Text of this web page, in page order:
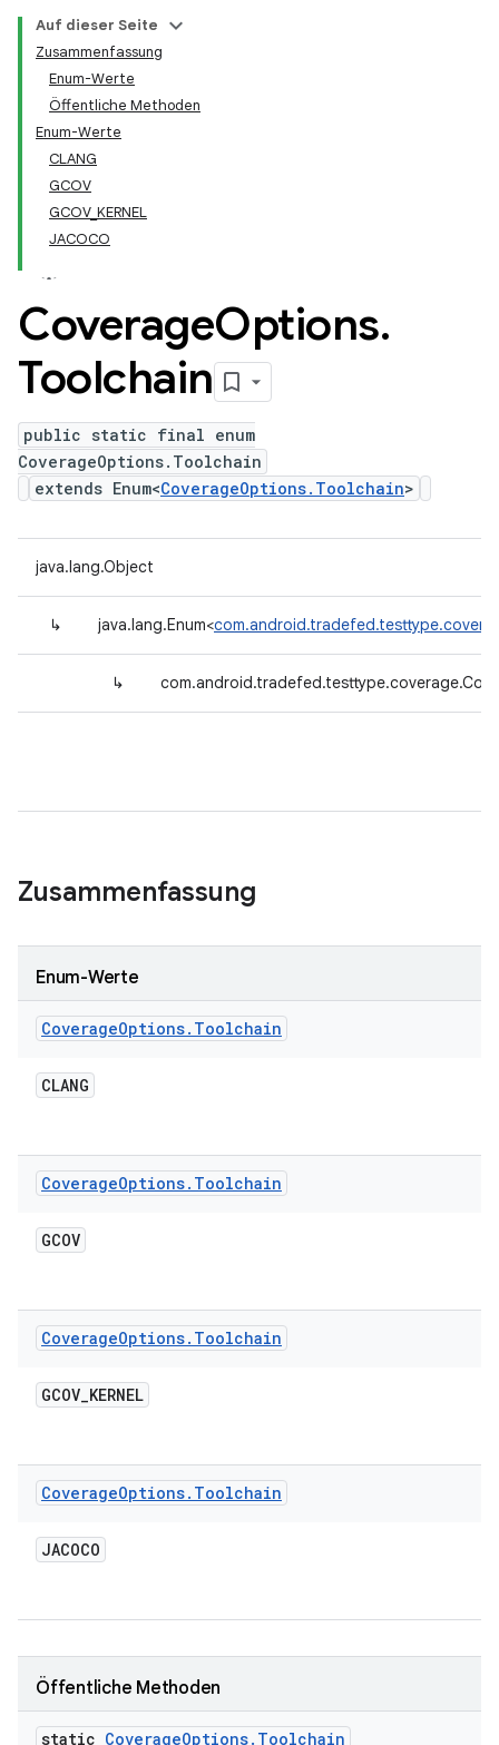
Auf dieser Seite
Zusammenfassung
Enum-Werte
Öffentliche Methoden
Enum-Werte
CLANG
GCOV
GCOV_KERNEL
JACOCO
CoverageOptions.
Toolchain
public static final enum
CoverageOptions.Toolchain
extends Enum<CoverageOptions.Toolchain>
java.lang.Object
↳ java.lang.Enum<
↳
Zusammenfassung
Enum-Werte
CoverageOptions. Toolchain
CLANG
CoverageOptions. Toolchain
GCOV
CoverageOptions. Toolchain
GCOV_KERNEL
CoverageOptions. Toolchain
JACOCO
Öffentliche Methoden
static CoverageOptions. Toolchain